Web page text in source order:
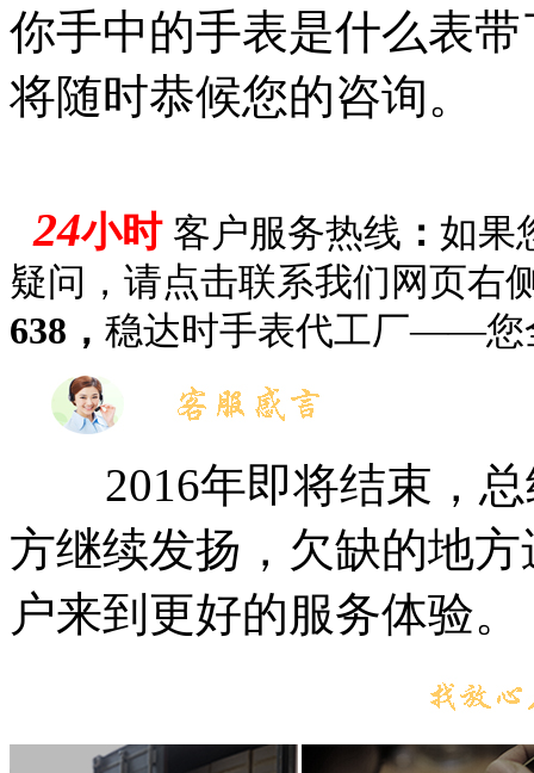
你手中的手表是什么表
将随时恭候您的咨询。
24小时 客户服务热线 ： 如果
疑问， 请点击联系我们网页右
638， 稳达时手表代工厂——您
2016年即将结束，总
方继续发扬，欠缺的地
户来到更好的服务体验。